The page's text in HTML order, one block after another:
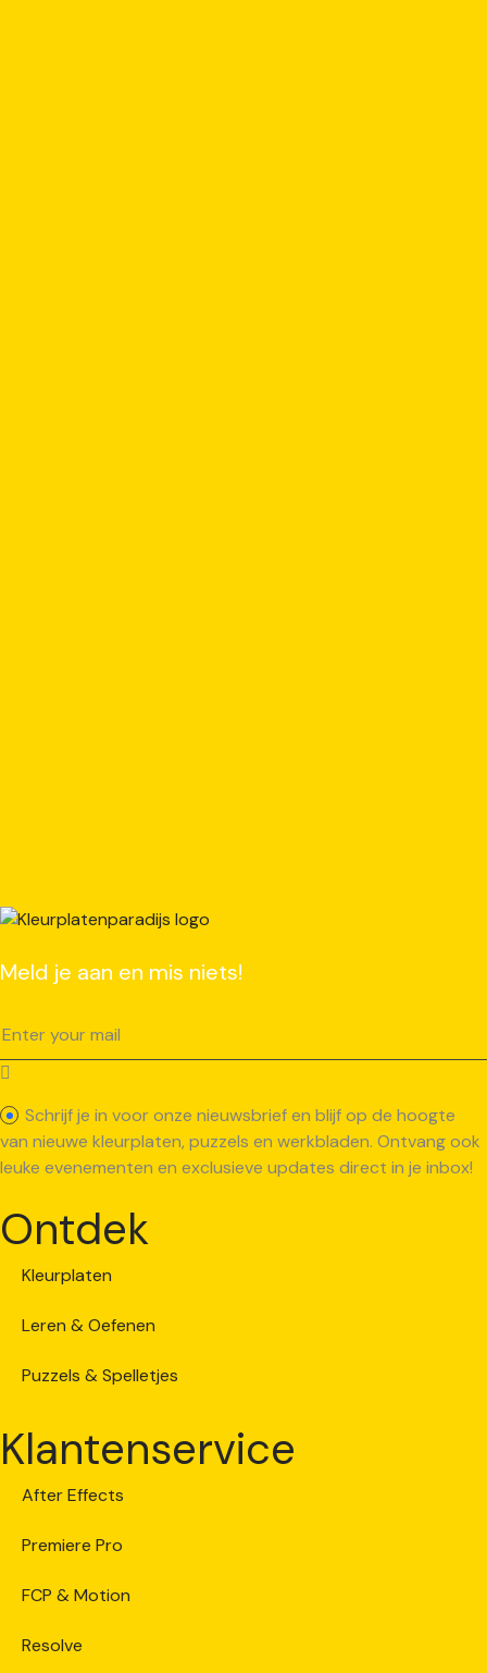
Meld je aan en mis niets!
Schrijf je in voor onze nieuwsbrief en blijf op de hoogte
van nieuwe kleurplaten, puzzels en werkbladen. Ontvang ook
leuke evenementen en exclusieve updates direct in je inbox!
Ontdek
Kleurplaten
Leren & Oefenen
Puzzels & Spelletjes
Klantenservice
After Effects
Premiere Pro
FCP & Motion
Resolve